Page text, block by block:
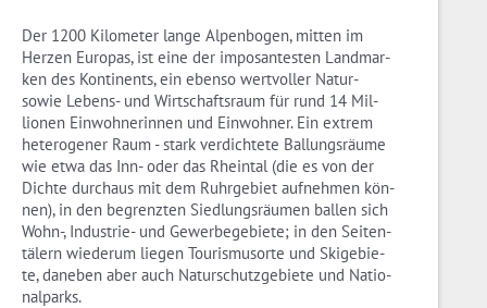
Der 1200 Ki­lo­me­ter lange Al­pen­bo­gen, mit­ten im
Her­zen Eu­ro­pas, ist eine der im­po­san­tes­ten Land­mar­
ken des Kon­ti­nents, ein eben­so wert­vol­ler Na­tur-
sowie Le­bens- und Wirt­schafts­raum für rund 14 Mil­
lio­nen Ein­woh­ne­rin­nen und Ein­woh­ner. Ein ex­trem
he­te­ro­ge­ner Raum - stark ver­dich­te­te Bal­lungs­räu­me
wie etwa das Inn- oder das Rhein­tal (die es von der
Dich­te durch­aus mit dem Ruhr­ge­biet auf­neh­men kön­
nen), in den be­grenz­ten Sied­lungs­räu­men bal­len sich
Wohn-, In­dus­trie- und Ge­wer­be­ge­bie­te; in den Sei­ten­
tä­lern wie­der­um lie­gen Tou­ris­mus­or­te und Ski­ge­bie­
te, da­ne­ben aber auch Na­tur­schutz­ge­bie­te und Na­tio­
nal­parks.